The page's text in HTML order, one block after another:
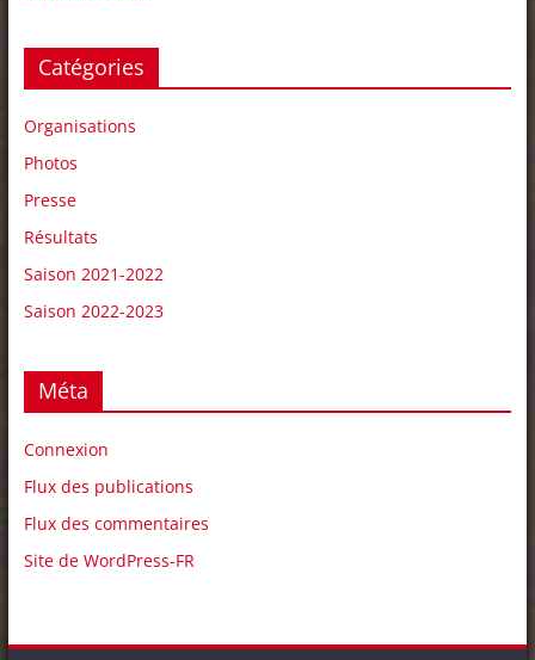
Catégories
Organisations
Photos
Presse
Résultats
Saison 2021-2022
Saison 2022-2023
Méta
Connexion
Flux des publications
Flux des commentaires
Site de WordPress-FR